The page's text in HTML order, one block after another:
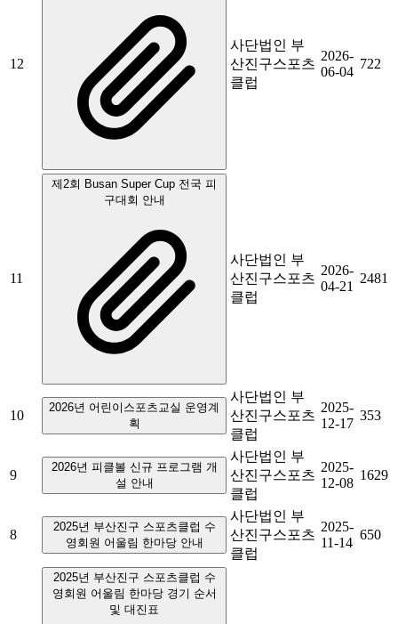
12
사단법인 부
산진구스포츠
클럽
2026-
06-04
722
11
제2회 Busan Super Cup 전국 피
사단법인 부
산진구스포츠
클럽
2026-
04-21
2481
10
2026년 어린이스포츠교실 운영계
획
사단법인 부
산진구스포츠
클럽
2025-
12-17
353
9
2026년 피클볼 신규 프로그램 개
설 안내
사단법인 부
산진구스포츠
클럽
2025-
12-08
1629
8
2025년 부산진구 스포츠클럽 수
영회원 어울림 한마당 안내
사단법인 부
산진구스포츠
클럽
2025-
11-14
650
2025년 부산진구 스포츠클럽 수
영회원 어울림 한마당 경기 순서